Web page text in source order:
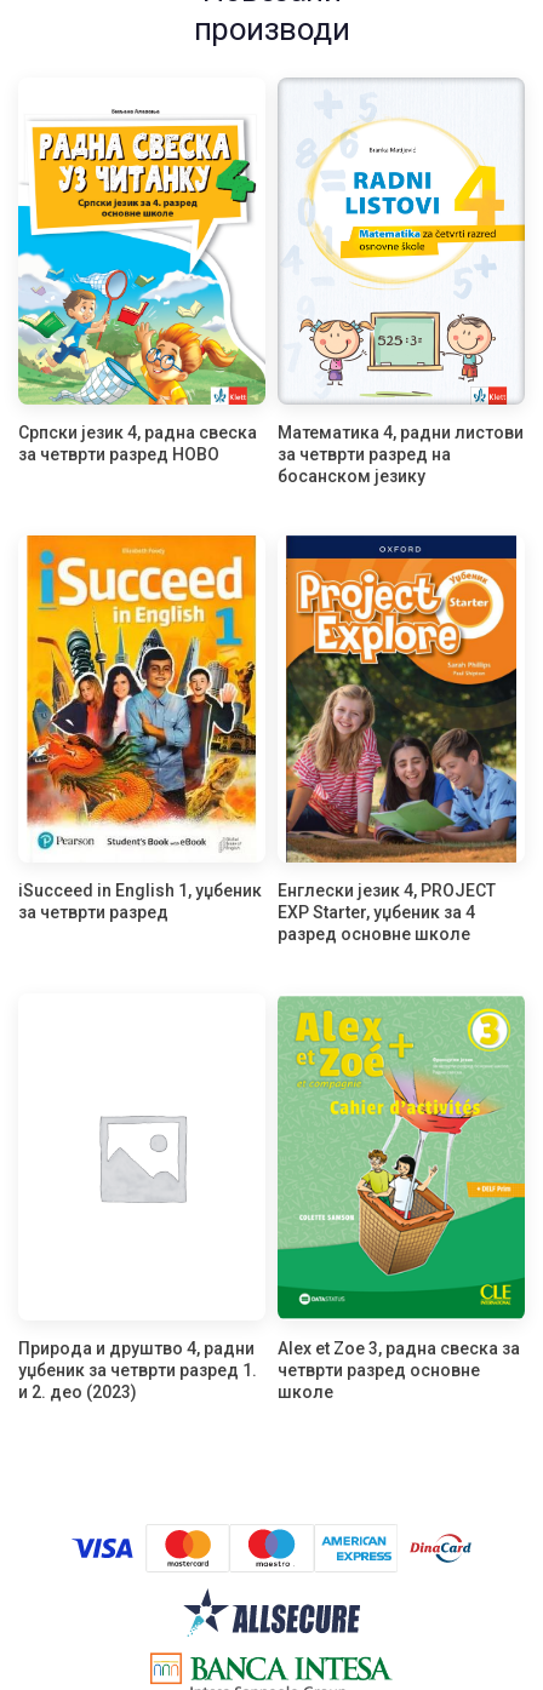
производи
Српски језик 4, радна свеска
за четврти разред НОВО
Математика 4, радни листови
за четврти разред на
босанском језику
iSucceed in English 1, уџбеник
за четврти разред
Енглески језик 4, PROJECT
EXP Starter, уџбеник за 4
разред основне школе
Природа и друштво 4, радни
уџбеник за четврти разред 1.
и 2. део (2023)
Alex et Zoe 3, радна свеска за
четврти разред основне
школе